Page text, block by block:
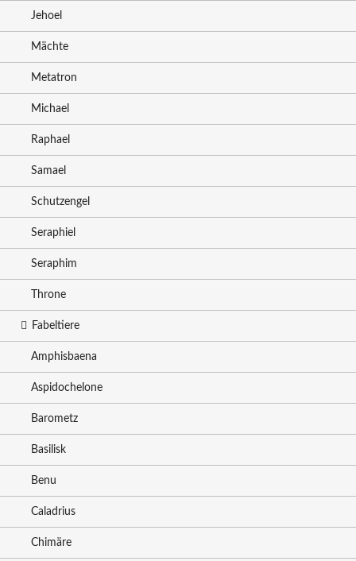
Jehoel
Mächte
Metatron
Michael
Raphael
Samael
Schutzengel
Seraphiel
Seraphim
Throne
Fabeltiere
Amphisbaena
Aspidochelone
Barometz
Basilisk
Benu
Caladrius
Chimäre